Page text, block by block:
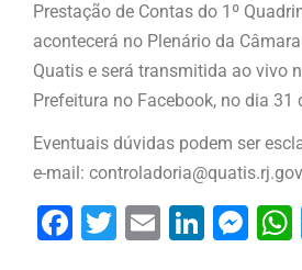
Prestação de Contas do 1º
acontecerá no Plenário da
Quatis e será transmitida ao vivo
Prefeitura no Facebook, no dia 31
Eventuais dúvidas podem ser
e-mail:
Facebook
Twitter
Email